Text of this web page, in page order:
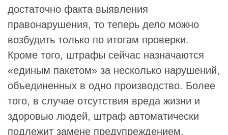
достаточно факта выявления
правонарушения, то теперь дело можно
возбудить только по итогам проверки.
Кроме того, штрафы сейчас назначаются
«единым пакетом» за несколько нарушений,
объединенных в одно производство. Более
того, в случае отсутствия вреда жизни и
здоровью людей, штраф автоматически
подлежит замене предупреждением.